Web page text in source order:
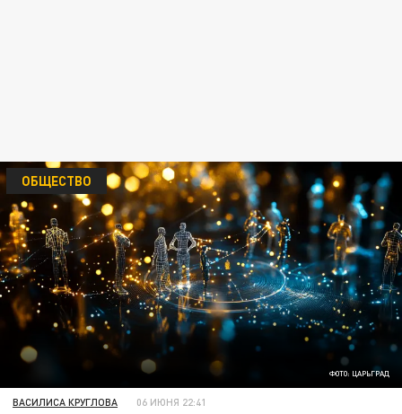
ФОТО: ЦАРЬГРАД
ОБЩЕСТВО
ВАСИЛИСА КРУГЛОВА 06 ИЮНЯ 22:41